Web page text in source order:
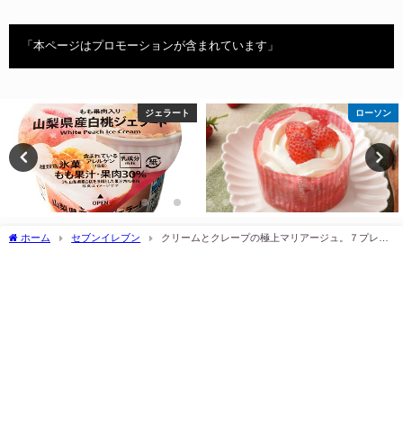
「本ページはプロモーションが含まれています」
ジェラート ローソン
ホーム セブンイレブン
クリームとクレープの極上マリアージュ。７プレミ